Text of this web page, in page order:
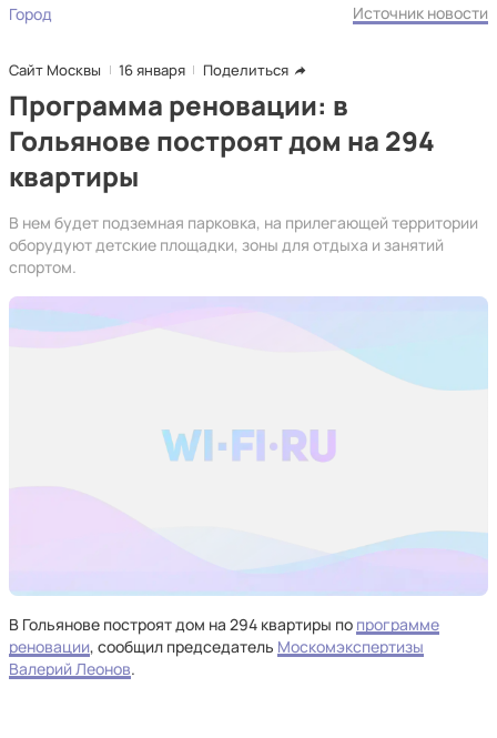
Город Источник новости
Сайт Москвы 16 января Поделиться
Программа реновации: в
Гольянове построят дом на 294
квартиры
В нем будет подземная парковка, на прилегающей территории
оборудуют детские площадки, зоны для отдыха и занятий
спортом.
В Гольянове построят дом на 294 квартиры по программе
реновации, сообщил председатель Москомэкспертизы
Валерий Леонов.